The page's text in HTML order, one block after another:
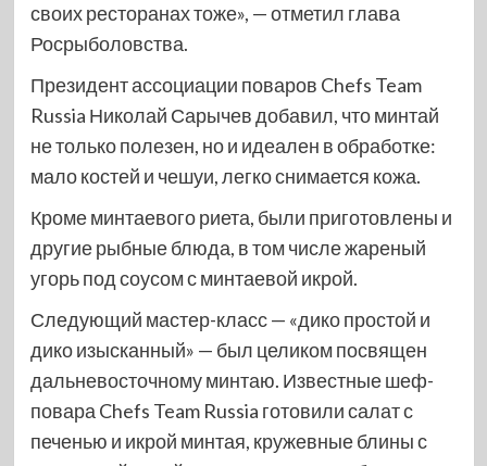
своих ресторанах тоже», — отметил глава
Росрыболовства.
Президент ассоциации поваров Chefs Team
Russia Николай Сарычев добавил, что минтай
не только полезен, но и идеален в обработке:
мало костей и чешуи, легко снимается кожа.
Кроме минтаевого риета, были приготовлены и
другие рыбные блюда, в том числе жареный
угорь под соусом с минтаевой икрой.
Следующий мастер-класс — «дико простой и
дико изысканный» — был целиком посвящен
дальневосточному минтаю. Известные шеф-
повара Chefs Team Russia готовили салат с
печенью и икрой минтая, кружевные блины с